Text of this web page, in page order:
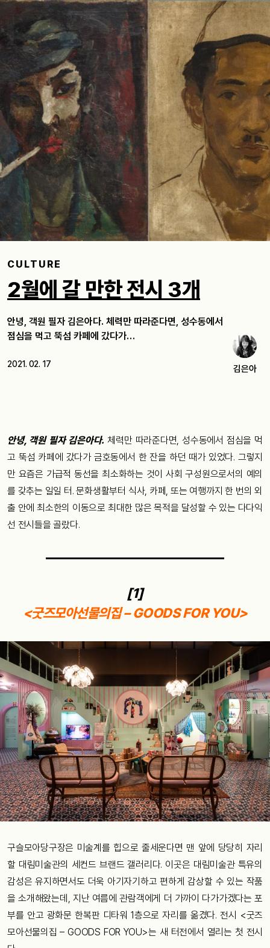
CULTURE
2월에 갈 만한 전시 3개
안녕, 객원 필자 김은아다. 체력만 따라준다면, 성수동에서
점심을 먹고 뚝섬 카페에 갔다가…
2021. 02. 17 김은아
안녕, 객원 필자 김은아다. 체력만 따라준다면, 성수동에서 점심을 먹
고 뚝섬 카페에 갔다가 금호동에서 한 잔을 하던 때가 있었다. 그렇지
만 요즘은 가급적 동선을 최소화하는 것이 사회 구성원으로서의 예의
를 갖추는 일일 터. 문화생활부터 식사, 카페, 또는 여행까지 한 번의 외
출 안에 최소한의 이동으로 최대한 많은 목적을 달성할 수 있는 다다익
선 전시들을 골랐다.
[1]
<굿즈모아선물의집 – GOODS FOR YOU>
구슬모아당구장은 미술계를 힙으로 줄세운다면 맨 앞에 당당히 자리
할 대림미술관의 세컨드 브랜드 갤러리다. 이곳은 대림미술관 특유의
감성은 유지하면서도 더욱 아기자기하고 편하게 감상할 수 있는 작품
을 소개해왔는데, 지난 여름에 관람객에게 더 가까이 다가가겠다는 포
부를 안고 광화문 한복판 디타워 1층으로 자리를 옮겼다. 전시 <굿즈
모아선물의집 – GOODS FOR YOU>는 새 터전에서 열리는 첫 전시